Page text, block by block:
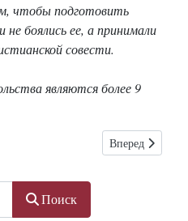
Поиск
чтобы подготовить
боялись ее, а принимали
совести.
являются более 9
Следующий: В
Вперед